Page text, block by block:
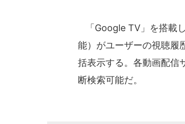
「Google TV」を搭載
能）がユーザーの視聴履
括表示する。各動画配信
断検索可能だ。